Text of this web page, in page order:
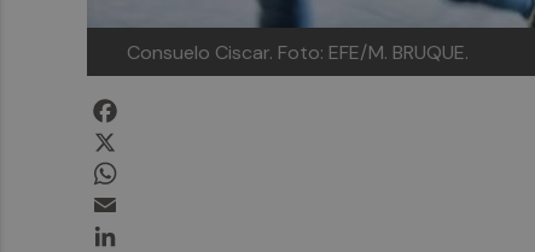
Consuelo Ciscar. Foto: EFE/M. BRUQUE.